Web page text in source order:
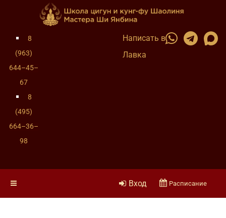
8
(963)
644–45–
67
8
(495)
664–36–
98
Написать в
Лавка
Вход Расписание